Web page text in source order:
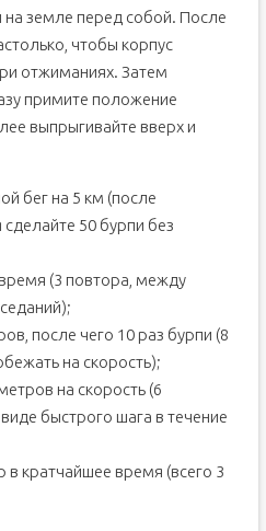
земле перед собой. После
чтобы корпус
отжиманиях. Затем
примите положение
выпрыгивайте вверх и
бег на 5 км (после
50 бурпи без
(3 повтора, между
после чего 10 раз бурпи (8
на скорость);
на скорость (6
быстрого шага в течение
кратчайшее время (всего 3